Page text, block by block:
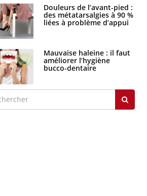
Douleurs de l’avant-pied :
des métatarsalgies à 90 %
liées à problème d’appui
Mauvaise haleine : il faut
améliorer l’hygiène
bucco-dentaire